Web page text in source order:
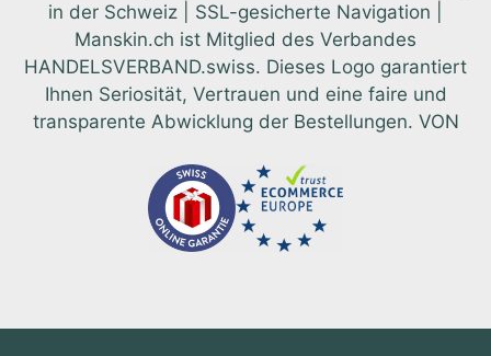
in der Schweiz | SSL-gesicherte Navigation |
Manskin.ch ist Mitglied des Verbandes
HANDELSVERBAND.swiss. Dieses Logo garantiert
Ihnen Seriosität, Vertrauen und eine faire und
transparente Abwicklung der Bestellungen. VON